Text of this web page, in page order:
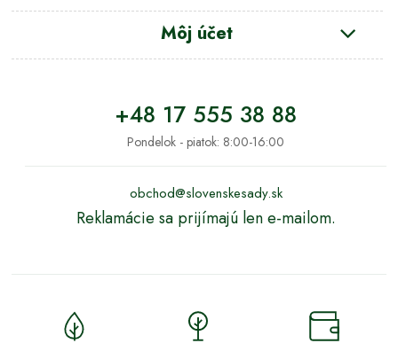
Môj účet
+48 17 555 38 88
Pondelok - piatok: 8:00-16:00
obchod@slovenskesady.sk
Reklamácie sa prijímajú len e-mailom.